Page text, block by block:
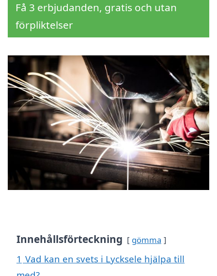
Få 3 erbjudanden, gratis och utan
förpliktelser
Innehållsförteckning gömma
1 Vad kan en svets i Lycksele hjälpa till